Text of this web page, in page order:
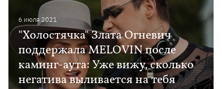
6 июля 2021
"Холостячка" Злата Огневич
поддержала MELOVIN после
каминг-аута: Уже вижу, сколько
негатива выливается на тебя